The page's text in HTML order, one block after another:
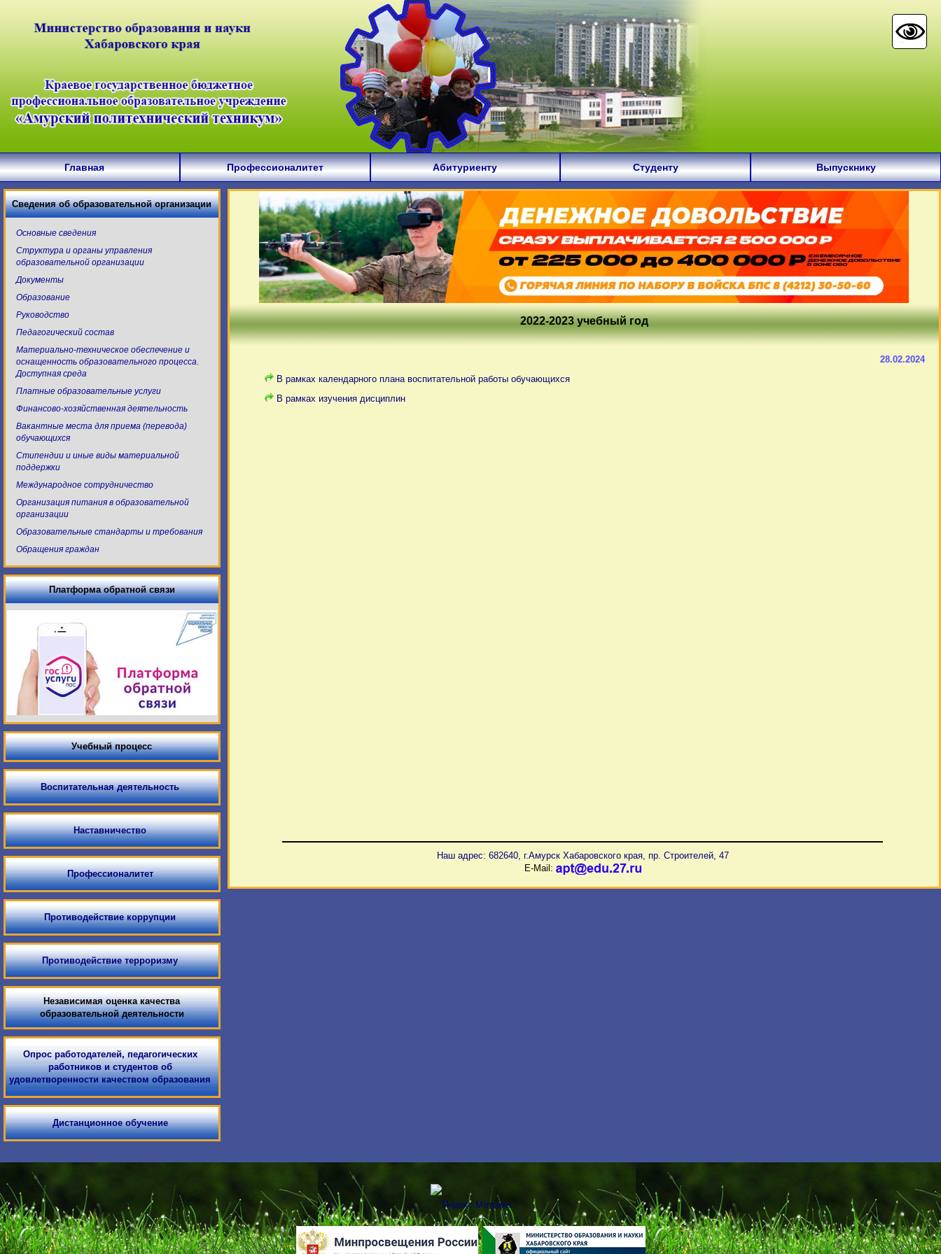
Главная Профессионалитет Абитуриенту Студенту Выпускнику
Сведения об образовательной организации
Основные сведения
Структура и органы управления
образовательной организации
Документы
Образование
Руководство
Педагогический состав
Материально-техническое обеспечение и
оснащенность образовательного процесса.
Доступная среда
Платные образовательные услуги
Финансово-хозяйственная деятельность
Вакантные места для приема (перевода)
обучающихся
Стипендии и иные виды материальной
поддержки
Международное сотрудничество
Организация питания в образовательной
организации
Образовательные стандарты и требования
Обращения граждан
Платформа обратной связи
Учебный процесс
Воспитательная деятельность
Наставничество
Профессионалитет
Противодействие коррупции
Противодействие терроризму
Независимая оценка качества
образовательной деятельности
Опрос работодателей, педагогических
работников и студентов об
удовлетворенности качеством образования
Дистанционное обучение
2022-2023 учебный год
28.02.2024
В рамках календарного плана воспитательной работы обучающихся
В рамках изучения дисциплин
Наш адрес: 682640, г.Амурск Хабаровского края, пр. Строителей, 47
E-Mail: